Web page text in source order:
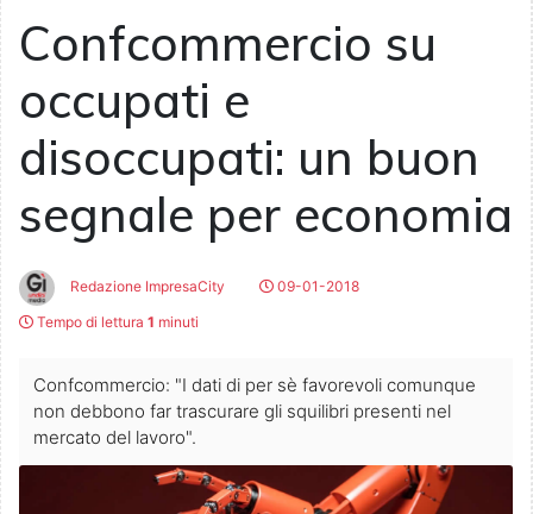
Confcommercio su
occupati e
disoccupati: un buon
segnale per economia
Redazione ImpresaCity
09-01-2018
Tempo di lettura 1 minuti
Confcommercio: "I dati di per sè favorevoli comunque
non debbono far trascurare gli squilibri presenti nel
mercato del lavoro".